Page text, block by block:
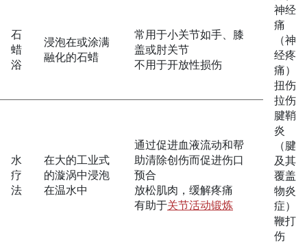
神经
痛
（神
经疼
痛）
扭伤
拉伤
腱鞘
炎
（腱
及其
覆盖
物炎
症）
鞭打
伤
石
蜡
浴
浸泡在或涂满
融化的石蜡
常用于小关节如手、膝
盖或肘关节
不用于开放性损伤
水
疗
法
在大的工业式
的漩涡中浸泡
在温水中
通过促进血液流动和帮
助清除创伤而促进伤口
预合
放松肌肉，缓解疼痛
有助于关节活动锻炼